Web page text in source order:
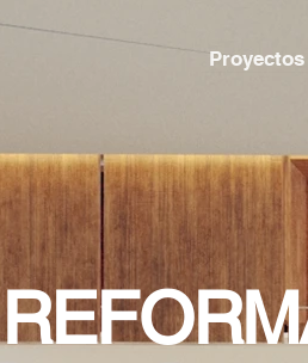
Proyectos